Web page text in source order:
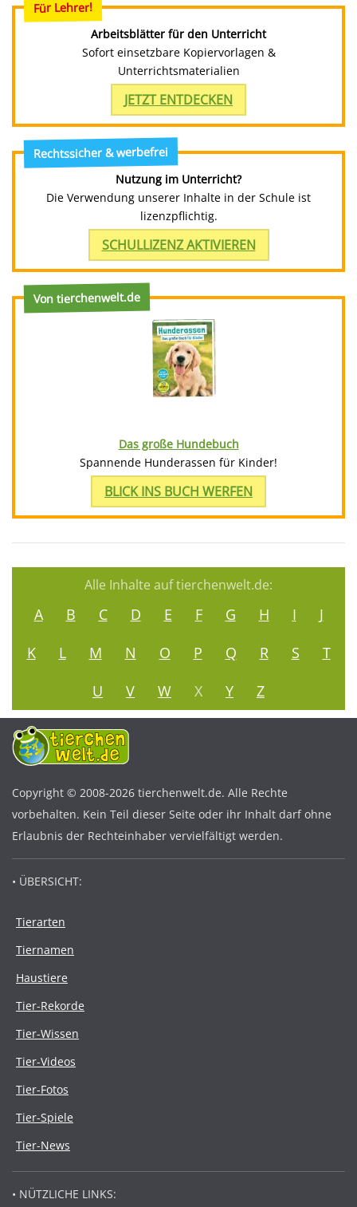
Für Lehrer!
Arbeitsblätter für den Unterricht
Sofort einsetzbare Kopiervorlagen &
Unterrichtsmaterialien
JETZT ENTDECKEN
Rechtssicher & werbefrei
Nutzung im Unterricht?
Die Verwendung unserer Inhalte in der Schule ist
lizenzpflichtig.
SCHULLIZENZ AKTIVIEREN
Von tierchenwelt.de
Das große Hundebuch
Spannende Hunderassen für Kinder!
BLICK INS BUCH WERFEN
Alle Inhalte auf tierchenwelt.de:
A B C D E F G H I
J
K
L M N O P Q R S
T
U
V W X Y Z
Copyright © 2008-2026 tierchenwelt.de. Alle Rechte
vorbehalten. Kein Teil dieser Seite oder ihr Inhalt darf ohne
Erlaubnis der Rechteinhaber vervielfältigt werden.
• ÜBERSICHT:
Tierarten
Tiernamen
Haustiere
Tier-Rekorde
Tier-Wissen
Tier-Videos
Tier-Fotos
Tier-Spiele
Tier-News
• NÜTZLICHE LINKS: